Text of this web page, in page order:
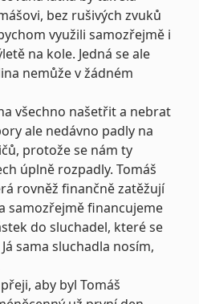
bez rušivých zvuků
využili samozřejmě i
na kole. Jedná se ale
nemůže v žádném
všechno našetřit a nebrat
ale nedávno padly na
protože se nám ty
úplně rozpadly. Tomáš
rovněž finančně zatěžují
samozřejmě financujeme
do sluchadel, které se
sama sluchadla nosím,
aby byl Tomáš